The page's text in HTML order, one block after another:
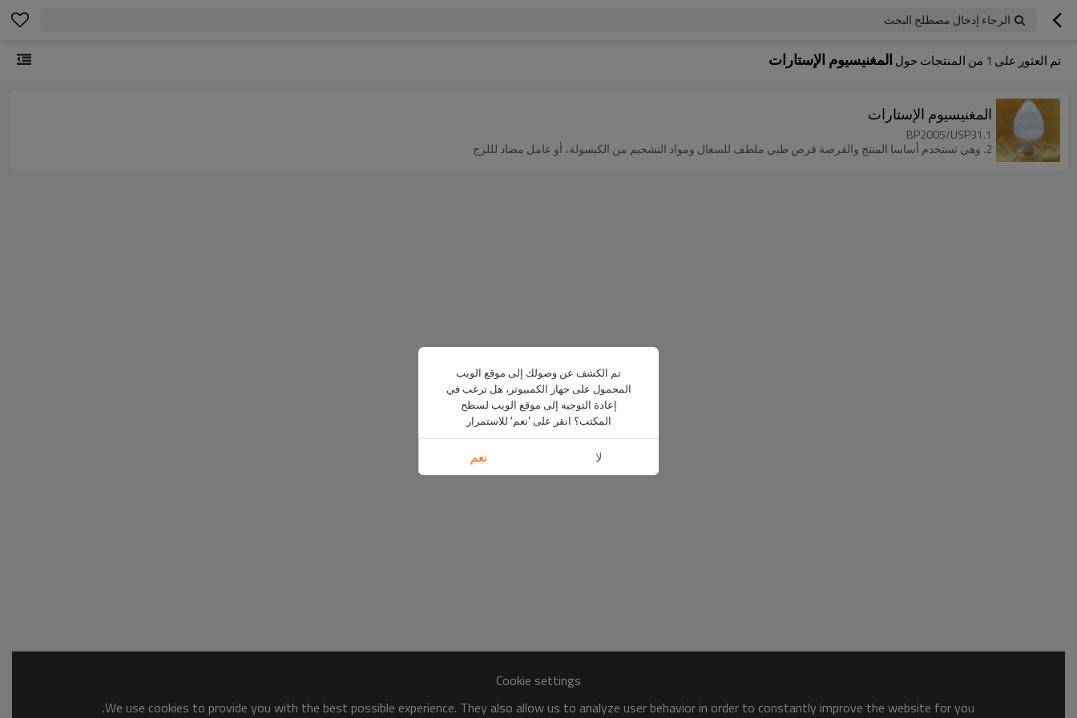
الرجاء إدخال مصطلح البحث
تم العثور على 1 من المنتجات حول المغنيسيوم الإستارات
المغنيسيوم الإستارات
1.BP2005/USP31
2. وهي تستخدم أساسا المنتج والقرصة قرص طبي ملطف للسعال ومواد التشحيم من الكبسولة، أو عامل مضاد لللزج
Cookie settings
We use cookies to provide you with the best possible experience. They also allow us to analyze user behavior in order to constantly improve the website for you.
تم الكشف عن وصولك إلى موقع الويب
المحمول على جهاز الكمبيوتر، هل ترغب في
إعادة التوجيه إلى موقع الويب لسطح
المكتب؟ انقر على 'نعم' للاستمرار
لا نعم